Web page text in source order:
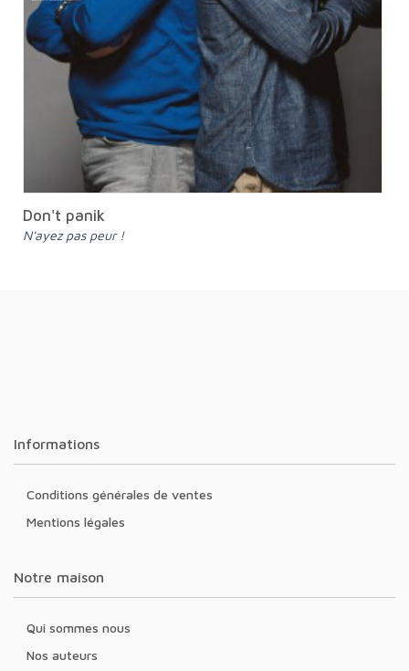
Don't panik
N'ayez pas peur !
Informations
Conditions générales de ventes
Mentions légales
Notre maison
Qui sommes nous
Nos auteurs